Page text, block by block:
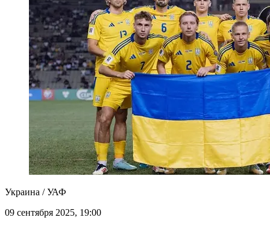
Украина / УАФ
09 сентября 2025, 19:00